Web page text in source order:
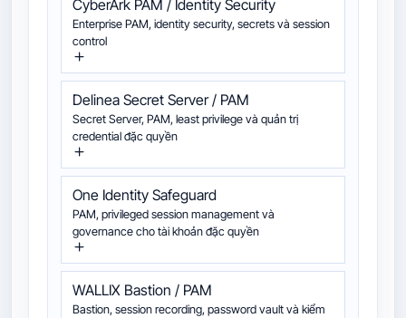
CyberArk PAM / Identity Security
Enterprise PAM, identity security, secrets và session
control
Delinea Secret Server / PAM
Secret Server, PAM, least privilege và quản trị
credential đặc quyền
One Identity Safeguard
PAM, privileged session management và
governance cho tài khoản đặc quyền
WALLIX Bastion / PAM
Bastion, session recording, password vault và kiểm